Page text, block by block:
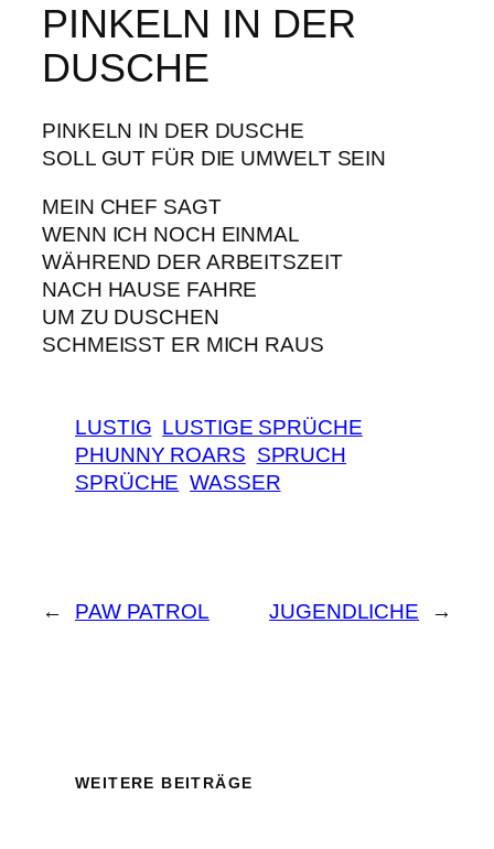
PINKELN IN DER
DUSCHE
PINKELN IN DER DUSCHE
SOLL GUT FÜR DIE UMWELT SEIN
MEIN CHEF SAGT
WENN ICH NOCH EINMAL
WÄHREND DER ARBEITSZEIT
NACH HAUSE FAHRE
UM ZU DUSCHEN
SCHMEISST ER MICH RAUS
LUSTIG LUSTIGE SPRÜCHE
PHUNNY ROARS SPRUCH
SPRÜCHE WASSER
← PAW PATROL JUGENDLICHE →
WEITERE BEITRÄGE